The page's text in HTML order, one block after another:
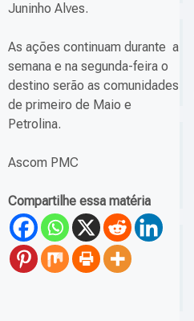
Juninho Alves.
As ações continuam durante a
semana e na segunda-feira o
destino serão as comunidades
de primeiro de Maio e
Petrolina.
Ascom PMC
Compartilhe essa matéria